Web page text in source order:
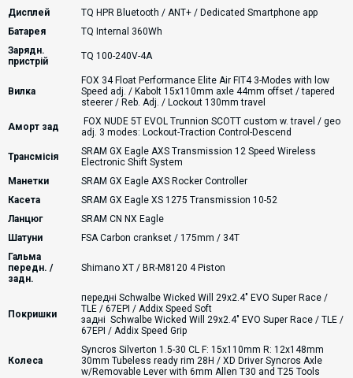
Дисплей
TQ HPR Bluetooth / ANT+ / Dedicated Smartphone app
Батарея
TQ Internal 360Wh
Зарядн.
пристрій
TQ 100-240V-4A
Вилка
FOX 34 Float Performance Elite Air FIT4 3-Modes with low
Speed adj. / Kabolt 15x110mm axle 44mm offset / tapered
steerer / Reb. Adj. / Lockout 130mm travel
Аморт зад
FOX NUDE 5T EVOL Trunnion SCOTT custom w. travel / geo
adj. 3 modes: Lockout-Traction Control-Descend
Трансмісія
SRAM GX Eagle AXS Transmission 12 Speed Wireless
Electronic Shift System
Манетки
SRAM GX Eagle AXS Rocker Controller
Касета
SRAM GX Eagle XS 1275 Transmission 10-52
Ланцюг
SRAM CN NX Eagle
Шатуни
FSA Carbon crankset / 175mm / 34T
Гальма
передн. /
задн.
Shimano XT / BR-M8120 4 Piston
Покришки
передні Schwalbe Wicked Will 29x2.4" EVO Super Race /
TLE / 67EPI / Addix Speed Soft
задні Schwalbe Wicked Will 29x2.4" EVO Super Race / TLE /
67EPI / Addix Speed Grip
Колеса
Syncros Silverton 1.5-30 CL F: 15x110mm R: 12x148mm
30mm Tubeless ready rim 28H / XD Driver Syncros Axle
w/Removable Lever with 6mm Allen T30 and T25 Tools